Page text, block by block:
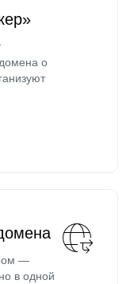
о
—
в одной